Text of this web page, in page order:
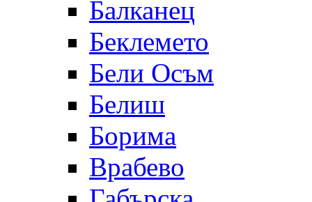
Балканец
Беклемето
Бели Осъм
Белиш
Борима
Врабево